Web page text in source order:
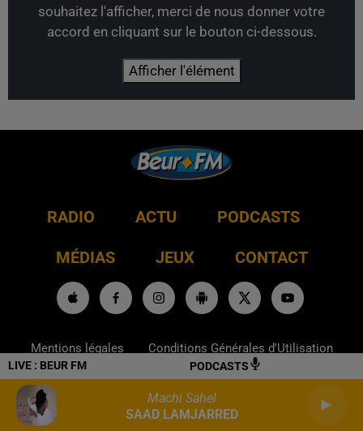
LIVE : BEUR FM PODCASTS
Machi Sahel
SAAD LAMJARRED
souhaitez l'afficher, merci de nous donner votre
accord en cliquant sur le bouton ci-dessous.
Afficher l'élément
RADIO ACTU PODCASTS
MÉDIAS JEUX CONTACT
Mentions légales Conditions Générales d'Utilisation
Politique de confidentialité Politique Cookies
Gestion des cookies Plan du site